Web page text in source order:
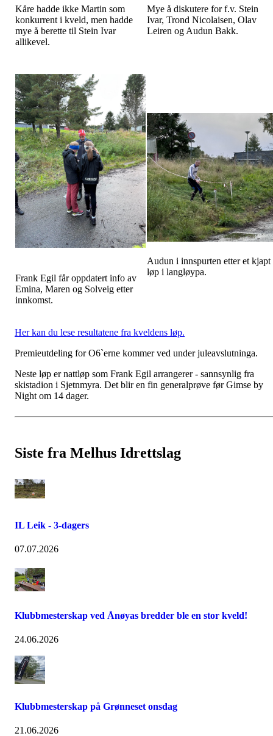
Kåre hadde ikke Martin som
konkurrent i kveld, men hadde
mye å berette til Stein Ivar
allikevel.
Mye å diskutere for f.v. Stein
Ivar, Trond Nicolaisen, Olav
Leiren og Audun Bakk.
Frank Egil får oppdatert info av
Emina, Maren og Solveig etter
innkomst.
Audun i innspurten etter et kjapt
løp i langløypa.
Her kan du lese resultatene fra kveldens løp.
Premieutdeling for O6`erne kommer ved under juleavslutninga.
Neste løp er nattløp som Frank Egil arrangerer - sannsynlig fra
skistadion i Sjetnmyra. Det blir en fin generalprøve før Gimse by
Night om 14 dager.
Siste fra Melhus Idrettslag
IL Leik - 3-dagers
07.07.2026
Klubbmesterskap ved Ånøyas bredder ble en stor kveld!
24.06.2026
Klubbmesterskap på Grønneset onsdag
21.06.2026